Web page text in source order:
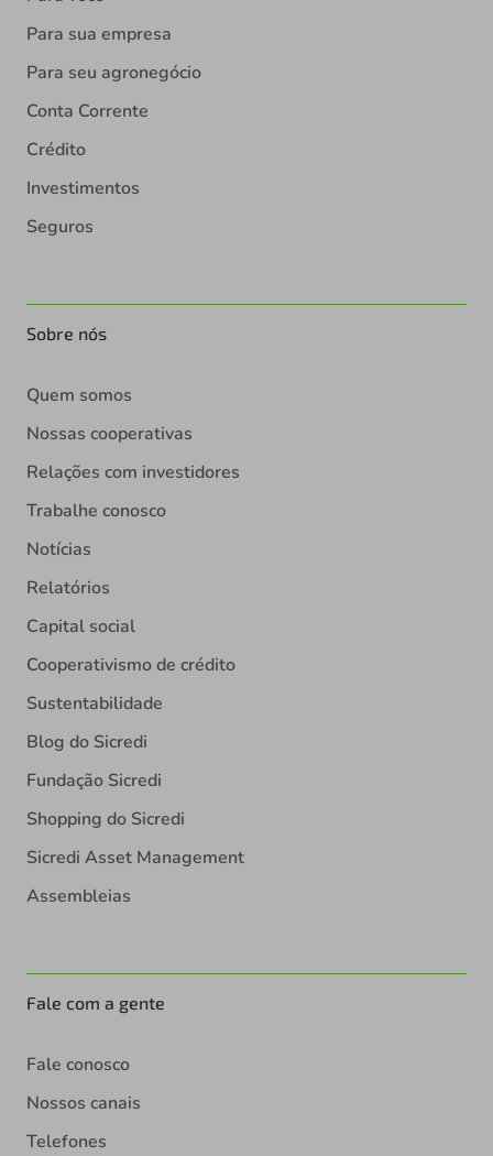
Para sua empresa
Para seu agronegócio
Conta Corrente
Crédito
Investimentos
Seguros
Sobre nós
Quem somos
Nossas cooperativas
Relações com investidores
Trabalhe conosco
Notícias
Relatórios
Capital social
Cooperativismo de crédito
Sustentabilidade
Blog do Sicredi
Fundação Sicredi
Shopping do Sicredi
Sicredi Asset Management
Assembleias
Fale com a gente
Fale conosco
Nossos canais
Telefones